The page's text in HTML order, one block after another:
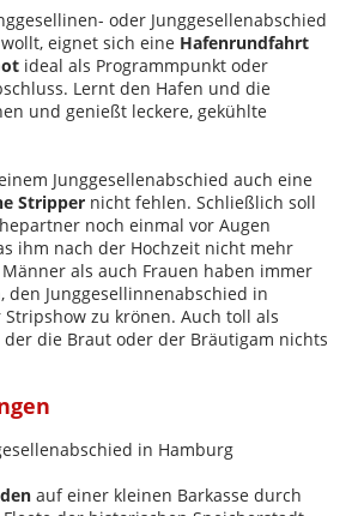
oder Junggesellenabschied
eignet sich eine Hafenrundfahrt
ideal als Programmpunkt oder
Lernt den Hafen und die
und genießt leckere, gekühlte
Junggesellenabschied auch eine
Stripper nicht fehlen. Schließlich soll
noch einmal vor Augen
ihm nach der Hochzeit nicht mehr
als auch Frauen haben immer
den Junggesellinnenabschied in
zu krönen. Auch toll als
der die Braut oder der Bräutigam nichts
auf einer kleinen Barkasse durch